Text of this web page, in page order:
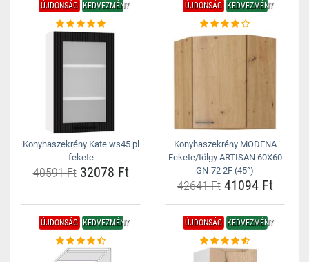
ÚJDONSÁG KEDVEZMÉNY
Konyhaszekrény Kate ws45 pl
fekete
40591 Ft32078 Ft
ÚJDONSÁG KEDVEZMÉNY
Konyhaszekrény MODENA
Fekete/tölgy ARTISAN 60X60
GN-72 2F (45°)
42641 Ft41094 Ft
ÚJDONSÁG KEDVEZMÉNY ÚJDONSÁG KEDVEZMÉNY